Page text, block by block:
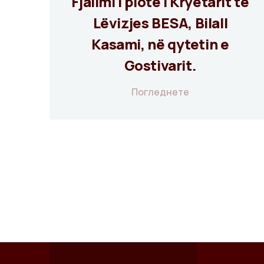
Lëvizjes BESA, Bilall
Kasami, në qytetin e
Gostivarit.
Погледнете